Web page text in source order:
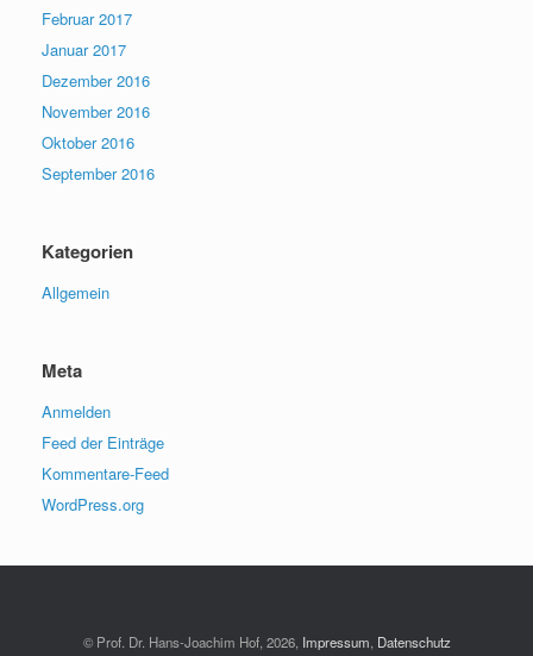
Februar 2017
Januar 2017
Dezember 2016
November 2016
Oktober 2016
September 2016
Kategorien
Allgemein
Meta
Anmelden
Feed der Einträge
Kommentare-Feed
WordPress.org
© Prof. Dr. Hans-Joachim Hof, 2026, Impressum Datenschutz